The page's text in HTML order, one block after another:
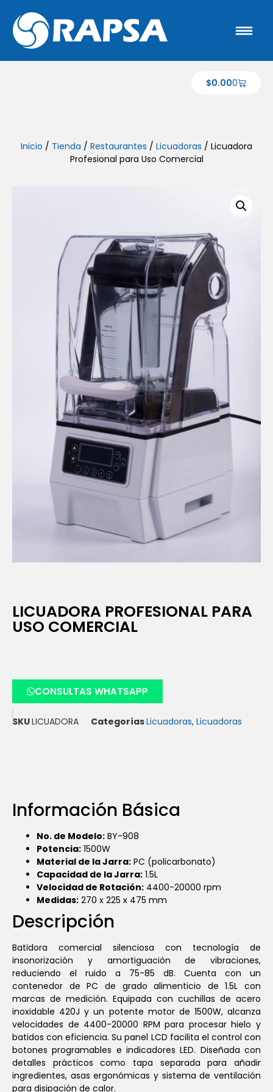
$0.000
Inicio / Tienda / Restaurantes / Licuadoras / Licuadora
Profesional para Uso Comercial
LICUADORA PROFESIONAL PARA
USO COMERCIAL
CONSULTAS WHATSAPP
SKULICUADORA CategoríasLicuadoras, Licuadoras
Información Básica
No. de Modelo: BY-908
Potencia: 1500W
Material de la Jarra: PC (policarbonato)
Capacidad de la Jarra: 1.5L
Velocidad de Rotación: 4400-20000 rpm
Medidas: 270 x 225 x 475 mm
Descripción
Batidora comercial silenciosa con tecnología de
insonorización y amortiguación de vibraciones,
reduciendo el ruido a 75-85 dB. Cuenta con un
contenedor de PC de grado alimenticio de 1.5L con
marcas de medición. Equipada con cuchillas de acero
inoxidable 420J y un potente motor de 1500W, alcanza
velocidades de 4400-20000 RPM para procesar hielo y
batidos con eficiencia. Su panel LCD facilita el control con
botones programables e indicadores LED. Diseñada con
detalles prácticos como tapa separada para añadir
ingredientes, asas ergonómicas y sistema de ventilación
para disipación de calor.